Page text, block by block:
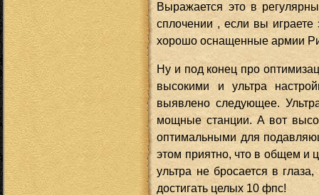
Выражается это в
сплочении , если вы
хорошо оснащенные армии
Ну и под конец про
высокими и ультра
выявлено следующее.
мощные станции. А вот
оптимальными для
этом приятно, что в общем и
ультра не бросается в
достигать целых 10 фпс!